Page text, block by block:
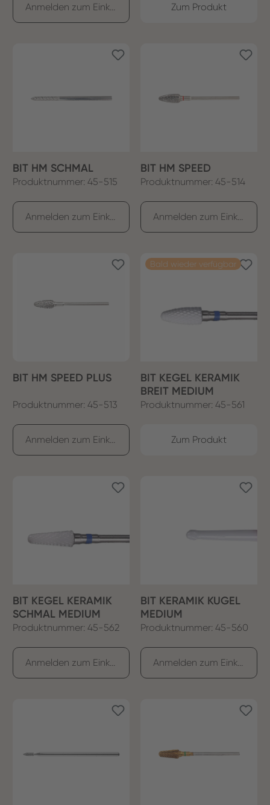
Zum Produkt
BIT HM SCHMAL
Produktnummer: 45-515
BIT HM SPEED
Produktnummer: 45-514
BIT HM SPEED PLUS
Produktnummer: 45-513
Bald wieder verfügbar
BIT KEGEL KERAMIK
BREIT MEDIUM
Produktnummer: 45-561
Zum Produkt
BIT KEGEL KERAMIK
SCHMAL MEDIUM
Produktnummer: 45-562
BIT KERAMIK KUGEL
MEDIUM
Produktnummer: 45-560